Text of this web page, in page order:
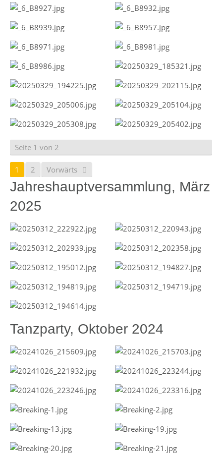
Seite 1 von 2
1 2 Vorwärts
Jahreshauptversammlung, März
2025
Tanzparty, Oktober 2024